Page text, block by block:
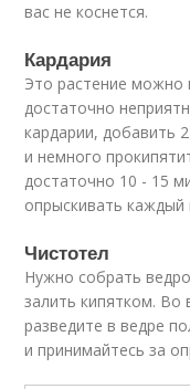
вас не коснется.
Кардария
Это растение можно
достаточно
кардарии, добавить
и немного
достаточно 10 - 15
опрыскивать каждый
Чистотел
Нужно собрать
залить кипятком. Во
разведите в ведре
и принимайтесь за